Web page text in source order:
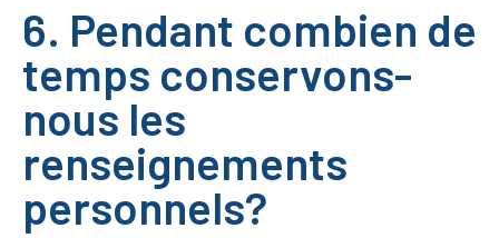
6. Pendant combien de
temps conservons-
nous les
renseignements
personnels?